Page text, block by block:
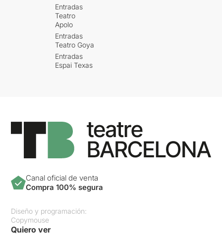
Entradas
Teatro
Apolo
Entradas
Teatro Goya
Entradas
Espai Texas
Canal oficial de venta
Compra 100% segura
Diseño y programación:
Copymouse
Quiero ver